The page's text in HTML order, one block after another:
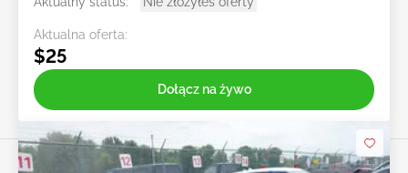
Aktualna oferta:
$25
Dołącz na żywo